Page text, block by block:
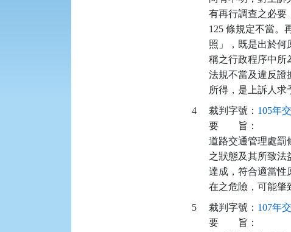
有再行調查之必要
125 條規定不當。
照」，既是出於何
稱之行政程序中所
法規不當及違反證
所得，是上訴人求
4
裁判字號： 105年
要
旨：
道路交通管理處罰
之狀態及其所致法
達成，符合適當性
在之危險，可能肇
5
裁判字號： 107年
要
旨：